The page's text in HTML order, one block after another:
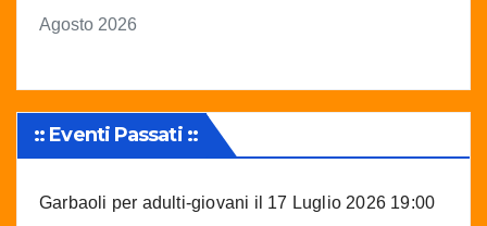
Agosto 2026
:: Eventi Passati ::
Garbaoli per adulti-giovani il 17 Luglio 2026 19:00